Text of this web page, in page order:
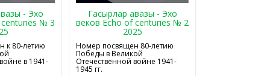
- Эхо
№ 3
к 80-летию
в 1941-
Гасырлар авазы - Эхо
веков Echo of centuries № 2
2025
Номер посвящен 80-летию
Победы в Великой
Отечественной войне 1941-
1945 гг.